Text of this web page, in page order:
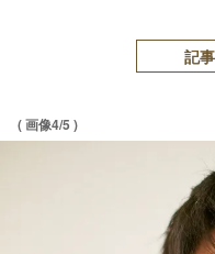
記
( 画像4/5 )